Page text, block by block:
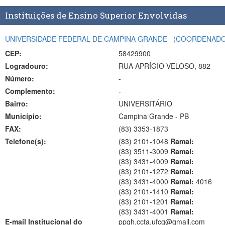
Instituições de Ensino Superior Envolvidas
UNIVERSIDADE FEDERAL DE CAMPINA GRANDE
CEP:
58429900
Logradouro:
RUA APRÍGIO VELOSO, 882
Número:
-
Complemento:
-
Bairro:
UNIVERSITÁRIO
Município:
Campina Grande - PB
FAX:
(83) 3353-1873
Telefone(s):
(83) 2101-1048 Ramal:
(83) 3511-3009 Ramal:
(83) 3431-4009 Ramal:
(83) 2101-1272 Ramal:
(83) 3431-4000 Ramal: 4016
(83) 2101-1410 Ramal:
(83) 2101-1201 Ramal:
(83) 3431-4001 Ramal:
E-mail Institucional do
ppgh.ccta.ufcg@gmail.com